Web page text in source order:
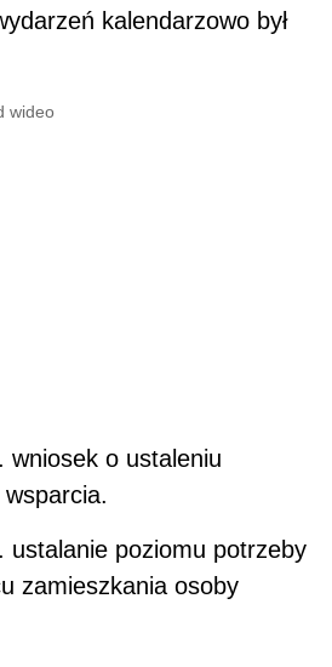
kalendarzowo był
wideo
wniosek o ustaleniu
ustalanie poziomu potrzeby
zamieszkania osoby